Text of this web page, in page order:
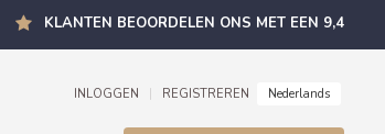
KLANTEN BEOORDELEN ONS MET EEN 9,4
INLOGGEN REGISTREREN Nederlands